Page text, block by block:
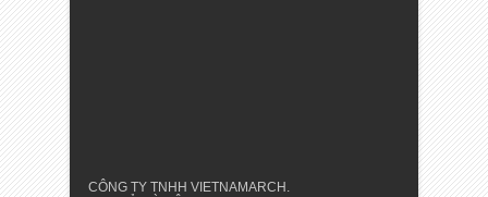
CÔNG TY TNHH VIETNAMARCH.